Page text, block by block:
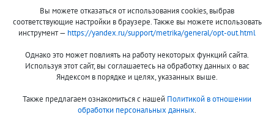
Помощь
Принимаем к оплате:
Вы можете отказаться от использования cookies, выбрав
соответствующие настройки в браузере. Также вы можете использовать
инструмент — https://yandex.ru/support/metrika/general/opt-out.html
Однако это может повлиять на работу некоторых функций сайта.
Используя этот сайт, вы соглашаетесь на обработку данных о вас
Яндексом в порядке и целях, указанных выше.
Также предлагаем ознакомиться с нашей Политикой в отношении
обработки персональных данных.